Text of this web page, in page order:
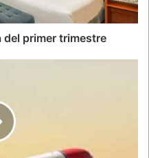
primer trimestre